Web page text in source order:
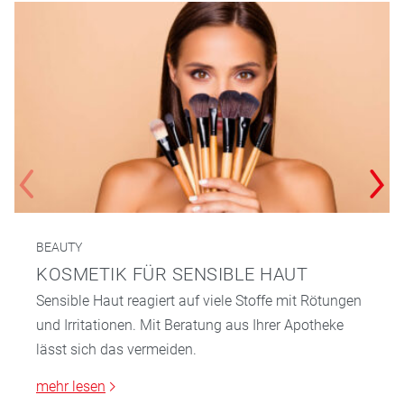
BEAUTY
KOSMETIK FÜR SENSIBLE HAUT
Sensible Haut reagiert auf viele Stoffe mit Rötungen
und Irritationen. Mit Beratung aus Ihrer Apotheke
lässt sich das vermeiden.
mehr lesen